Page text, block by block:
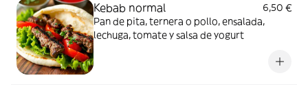
Kebab normal
6,50 €
Pan de pita, ternera o pollo, ensalada,
lechuga, tomate y salsa de yogurt